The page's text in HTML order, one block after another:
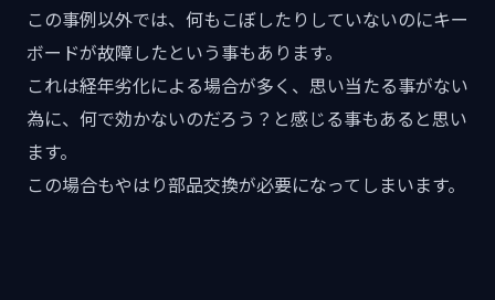
この事例以外では、何もこぼしたりしていないのにキー
ボードが故障したという事もあります。
これは経年劣化による場合が多く、思い当たる事がない
為に、何で効かないのだろう？と感じる事もあると思い
ます。
この場合もやはり部品交換が必要になってしまいます。